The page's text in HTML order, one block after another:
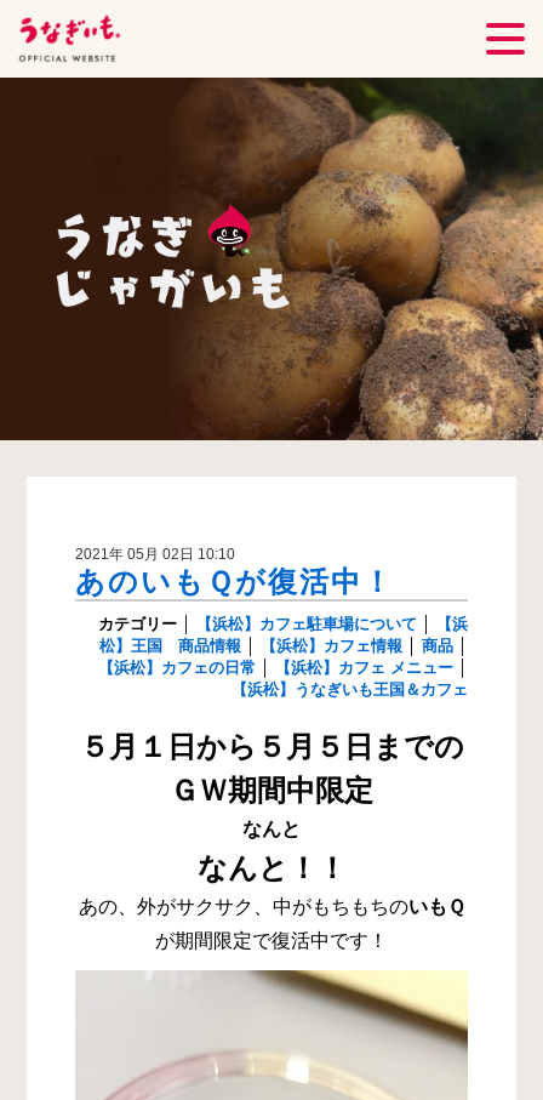
2021年 05月 02日 10:10
あのいもＱが復活中！
カテゴリー 【浜松】カフェ駐車場について
【浜
松】王国 商品情報
【浜松】カフェ情報 商品
【浜松】カフェの日常
【浜松】カフェ メニュー
【浜松】うなぎいも王国＆カフェ
５月１日から５月５日までの
ＧＷ期間中限定
なんと
なんと！！
あの、外がサクサク、中がもちもちのいもＱ
が期間限定で復活中です！